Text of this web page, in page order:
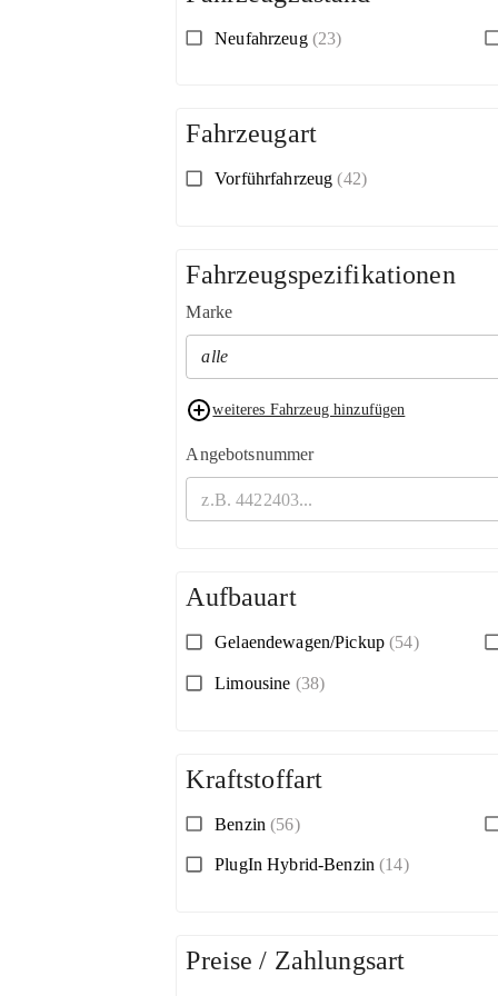
Neufahrzeug(23)
Fahrzeugart
Vorführfahrzeug (42)
Fahrzeugspezifikationen
Marke
alle
weiteres Fahrzeug hinzufügen
Angebotsnummer
Aufbauart
Gelaendewagen/Pickup(54)
Limousine (38)
Kraftstoffart
Benzin (56)
PlugIn Hybrid-Benzin (14)
Preise / Zahlungsart